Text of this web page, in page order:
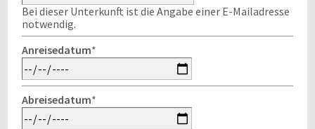
Bei dieser Unterkunft ist die Angabe einer E-Mailadresse
notwendig.
Anreisedatum*
Abreisedatum*